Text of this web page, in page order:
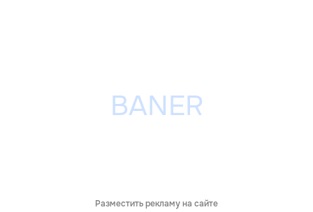
Разместить рекламу на сайте